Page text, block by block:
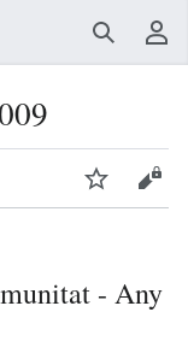
Buscar
Vigilar
- Any